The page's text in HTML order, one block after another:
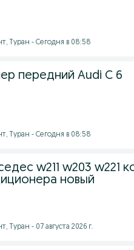
Туран - Сегодня в 08:58
передний Audi C 6
Туран - Сегодня в 08:58
w211 w203 w221
новый
Туран - 07 августа 2026 г.